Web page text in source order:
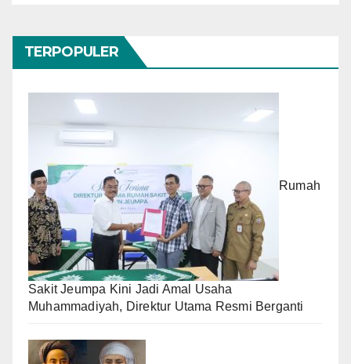
TERPOPULER
Rumah
Sakit Jeumpa Kini Jadi Amal Usaha
Muhammadiyah, Direktur Utama Resmi Berganti